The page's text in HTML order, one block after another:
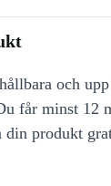
och
får minst 12
produkt